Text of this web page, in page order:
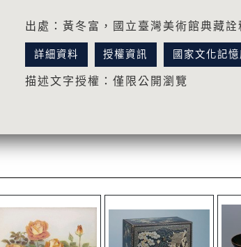
出處：黃冬富，國立臺灣美術館典藏詮
詳細資料 授權資訊 國家文化記憶
描述文字授權：僅限公開瀏覽